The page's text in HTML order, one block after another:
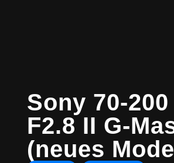
Sony 70-
F2.8 II G-
(neues